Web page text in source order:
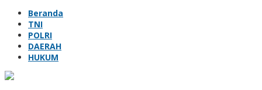
Beranda
TNI
POLRI
DAERAH
HUKUM